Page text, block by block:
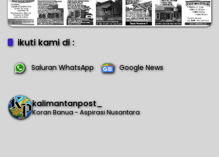
ikuti kami di :
Saluran WhatsApp Google News
kalimantanpost_
Koran Banua - Aspirasi Nusantara